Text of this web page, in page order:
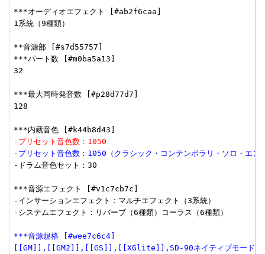
***オーディオエフェクト [#ab2f6caa]
1系統（9種類）
**音源部 [#s7d55757]
***パート数 [#m0ba5a13]
32
***最大同時発音数 [#p28d77d7]
128
-プリセット音色数：1050
-プリセット音色数：1050（クラシック・コンテンポラリ・ソロ・エ
-ドラム音色セット：30
***音源エフェクト [#v1c7cb7c]
-インサーションエフェクト：マルチエフェクト（3系統）
-システムエフェクト：リバーブ（6種類）コーラス（6種類）
***音源規格 [#wee7c6c4]
[[GM]],[[GM2]],[[GS]],[[XGlite]],SD-90ネイティブモード